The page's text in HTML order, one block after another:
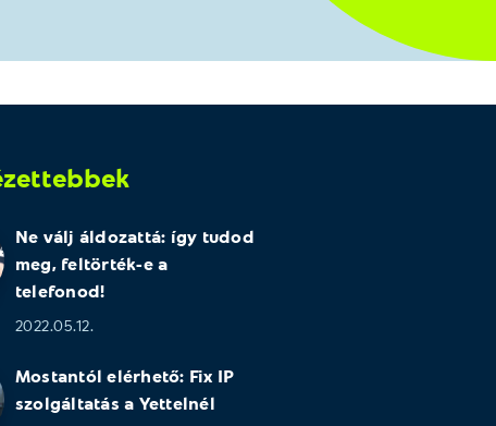
Ne válj áldozattá: így tudod
meg, feltörték-e a
telefonod!
2022.05.12.
Mostantól elérhető: Fix IP
szolgáltatás a Yettelnél